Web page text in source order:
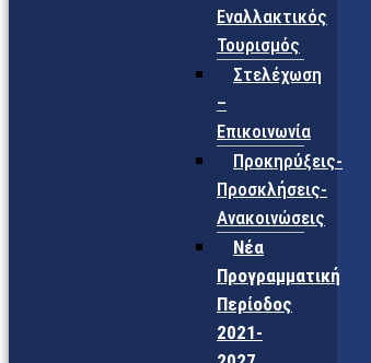
Εναλλακτικός
Τουρισμός
Στελέχωση
–
Επικοινωνία
Προκηρύξεις-
Προσκλήσεις-
Ανακοινώσεις
Νέα
Προγραμματική
Περίοδος
2021-